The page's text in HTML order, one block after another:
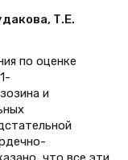
Т.Е.
по оценке
и